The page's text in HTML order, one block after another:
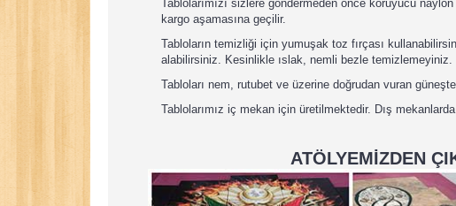
Tablolarımızı sizlere göndermeden önce koruyucu
kargo aşamasına geçilir.
Tabloların temizliği için yumuşak toz fırçası
alabilirsiniz. Kesinlikle ıslak, nemli bezle temizlemeyiniz.
Tabloları nem, rutubet ve üzerine doğrudan vuran
Tablolarımız iç mekan için üretilmektedir. Dış
ATÖLYEMİZDEN